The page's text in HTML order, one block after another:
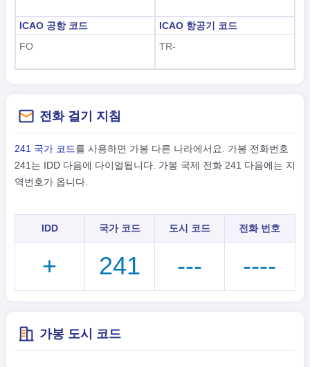
ICAO 공항 코드
FO
ICAO 항공기 코드
TR-
전화 걸기 지침
241 국가 코드를 사용하면 가봉 다른 나라에서요. 가봉 전화번호
241는 IDD 다음에 다이얼됩니다. 가봉 국제 전화 241 다음에는 지
역번호가 옵니다.
IDD 국가 코드 도시 코드 전화 번호
+ 241 --- ----
가봉 도시 코드